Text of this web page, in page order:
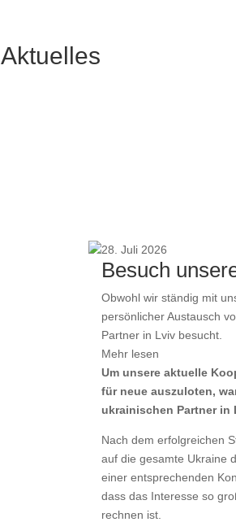
Aktuelles
28. Juli 2026
Besuch
Obwohl wir ständig mit
persönlicher Austausch
Partner in Lviv besucht.
Mehr lesen
Um unsere aktuelle
für neue auszuloten,
ukrainischen Partner in
Nach dem erfolgreichen
auf die gesamte Ukraine
einer entsprechenden
dass das Interesse so
rechnen ist.